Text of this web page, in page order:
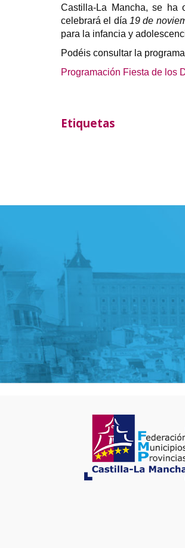
Castilla-La Mancha, se ha
celebrará el día 19 de
para la infancia y
Podéis consultar la
Programación Fiesta de los
Etiquetas